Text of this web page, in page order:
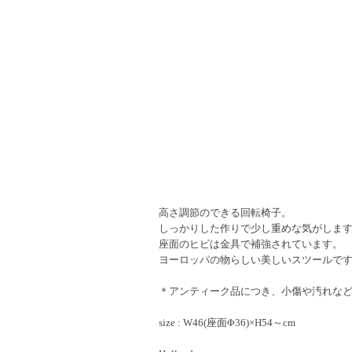
高さ調節のできる回転椅子。
しっかりした作りで少し重めな気がします
座面のヒビは金具で補強されています。
ヨーロッパの物らしい美しいスツールです
＊アンティーク品につき、小傷や汚れな
size : W46(座面Φ36)×H54～cm